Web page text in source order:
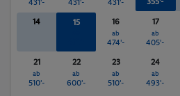
Fahrrad/Mountainbike
Anzahl der Pools
Whirlpool
431'- 431'- 431'-
14 15 16
ab
474'-
17
ab
405'-
21
ab
510'-
22
ab
600'-
23
ab
510'-
24
ab
493'-